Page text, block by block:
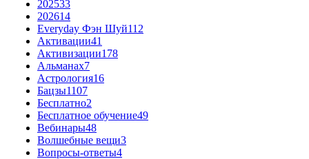
202533
202614
Everyday Фэн Шуй112
Активации41
Активизации178
Альманах7
Астрология16
Бацзы1107
Бесплатно2
Бесплатное обучение49
Вебинары48
Волшебные вещи3
Вопросы-ответы4